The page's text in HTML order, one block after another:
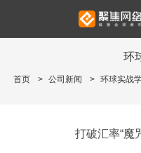
环
首页 > 公司新闻 > 环球实战
打破汇率“魔